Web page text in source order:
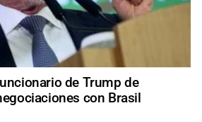
de Trump de
con Brasil